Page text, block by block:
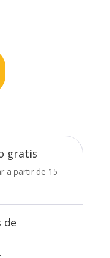
gratis
a partir de 15
de